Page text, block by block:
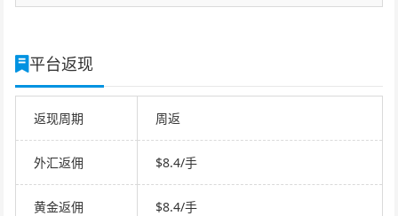
平台返现
返现周期 周返
外汇返佣 $8.4/手
黄金返佣 $8.4/手